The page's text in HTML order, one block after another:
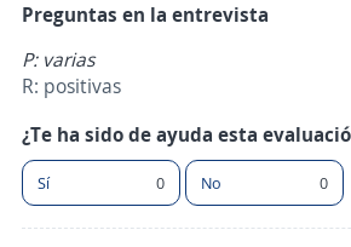
Preguntas en la entrevista
P: varias
R: positivas
¿Te ha sido de ayuda esta
Sí 0 No 0